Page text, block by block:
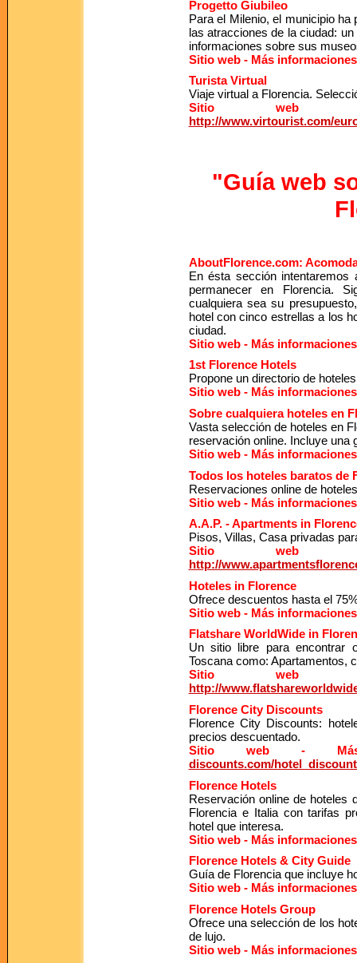
Progetto Giubileo
Para el Milenio, el municipio
las atracciones de la ciudad:
informaciones sobre sus
Sitio web - Más
Turista Virtual
Viaje virtual a Florencia.
Sitio web -
http://www.virtourist.com/
"Guía web
AboutFlorence.com:
En ésta sección intentaremos
permanecer en Florencia.
cualquiera sea su
hotel con cinco estrellas a los
ciudad.
Sitio web - Más
1st Florence Hotels
Propone un directorio de
Sitio web - Más
Sobre cualquiera hoteles en
Vasta selección de hoteles en
reservación online. Incluye una
Sitio web - Más
Todos los hoteles baratos de
Reservaciones online de
Sitio web - Más
A.A.P. - Apartments in
Pisos, Villas, Casa privadas
Sitio web -
http://
Hoteles in Florence
Ofrece descuentos hasta el
Sitio web - Más
Flatshare WorldWide in
Un sitio libre para encontrar
Toscana como: Apartamentos,
Sitio web -
http://
Florence City Discounts
Florence City Discounts:
precios descuentado.
Sitio web - Más
discounts.com/
Florence Hotels
Reservación online de hoteles
Florencia e Italia con tarifas
hotel que interesa.
Sitio web - Más
Florence Hotels & City Guide
Guía de Florencia que incluye
Sitio web - Más
Florence Hotels Group
Ofrece una selección de los
de lujo.
Sitio web - Más